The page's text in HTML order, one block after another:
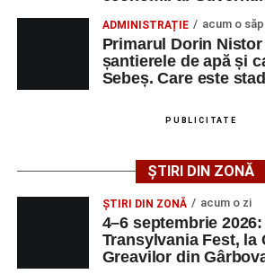
Transylvania Fest va avea loc
septembrie 2026, laCetatea
Intrarea este liberă pe întreaga durată
Ultimele știri din Sebeș
Accident pe strada Dorobanți
de 66 de ani rănită grav, după
motocicletă
4–6 septembrie 2026: Prima
ADMINISTRAȚIE acum o
Primarul Dorin
șantierele de apă și
Sebeș. Care este
PUBLICITATE
ȘTIRI DIN ZONĂ
ȘTIRI DIN ZONĂ acum o zi
4–6 septembrie
Transylvania Fest, la
Greavilor din